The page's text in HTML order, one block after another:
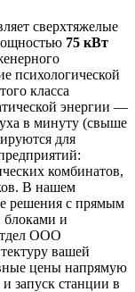
сверхтяжелые
75 кВт
психологической
класса
энергии —
в минуту (свыше
для
комбинатов,
В нашем
решения с прямым
и
ООО
вашей
цены напрямую
запуск станции в